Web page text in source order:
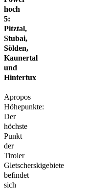
hoch
5:
Pitztal,
Stubai,
Sölden,
Kaunertal
und
Hintertux
Apropos
Höhepunkte:
Der
höchste
Punkt
der
Tiroler
Gletscherskigebiete
befindet
sich